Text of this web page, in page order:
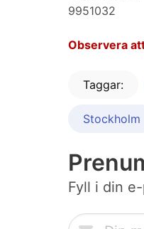
9951032
Observera
Taggar:
Stockholm
Fyll i din